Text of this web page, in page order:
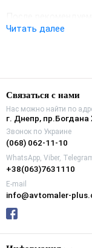
антикоррозийную
Превосходно
стойкостью к
воздействиям.
Не содержит хлорат
Читать далее
Связаться с нами
Нас можно найти по
г. Днепр,
Звонок по Украине
(068) 062-11-10
WhatsApp, Viber,
+38(063)7631110
E-mail
info@avtomaler-